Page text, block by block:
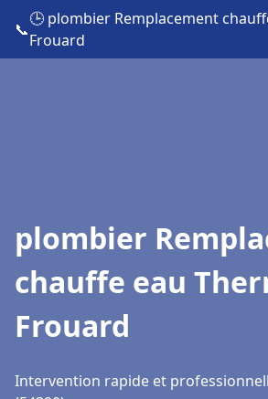
📞
🕒 plombier Remplacement
Frouard
plombier
chauffe eau
Frouard
Intervention rapide et